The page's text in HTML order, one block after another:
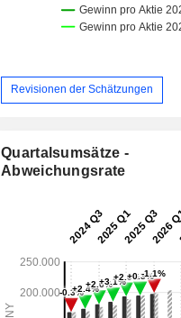
Revisionen der Schätzungen
Quartalsumsätze -
Abweichungsrate